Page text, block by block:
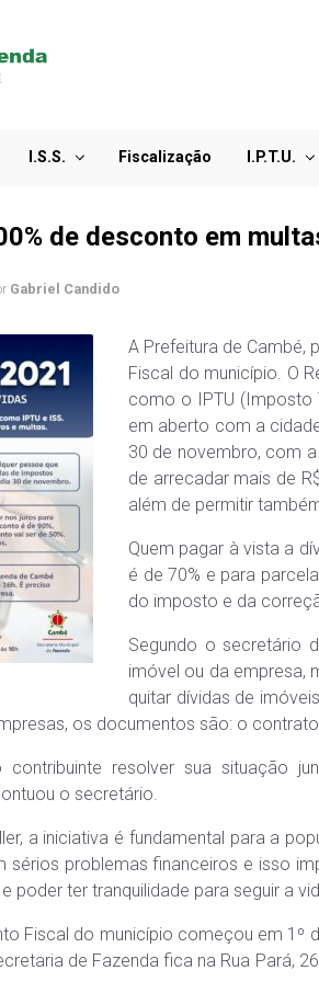
I.S.S. Fiscalização I.P.T.U.
de desconto em
Gabriel Candido
A Prefeitura de Cambé,
Fiscal do município. O
como o IPTU (Imposto
em aberto com a
30 de novembro, com
de arrecadar mais de
além de permitir
Quem pagar à vista a
é de 70% e para
do imposto e da
Segundo o secretário
imóvel ou da empresa,
quitar dívidas de
os documentos são: o
contribuinte resolver sua
o secretário.
a iniciativa é fundamental para a
sérios problemas financeiros e isso
poder ter tranquilidade para seguir a
Fiscal do município começou em
de Fazenda fica na Rua Pará,